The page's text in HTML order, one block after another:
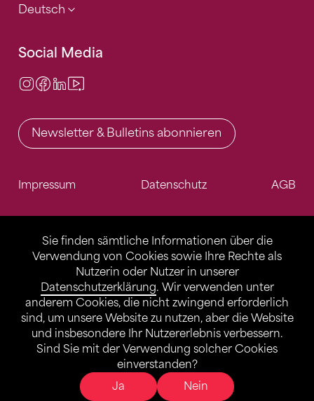
Sie finden sämtliche Informationen über die
Verwendung von Cookies sowie Ihre Rechte als
Nutzerin oder Nutzer in unserer
Datenschutzerklärung. Wir verwenden unter
anderem Cookies, die nicht zwingend erforderlich
sind, um unsere Website zu nutzen, aber die Website
und insbesondere Ihr Nutzererlebnis verbessern.
Sind Sie mit der Verwendung solcher Cookies
einverstanden?
Ja
Nein
Deutsch
Social Media
Instagram
Facebook
LinkedIn
Newsletter & Bulletins abonnieren
Impressum Datenschutz AGB